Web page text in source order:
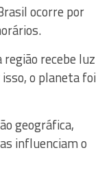
ocorre por
recebe luz
o planeta foi
geográfica,
influenciam o